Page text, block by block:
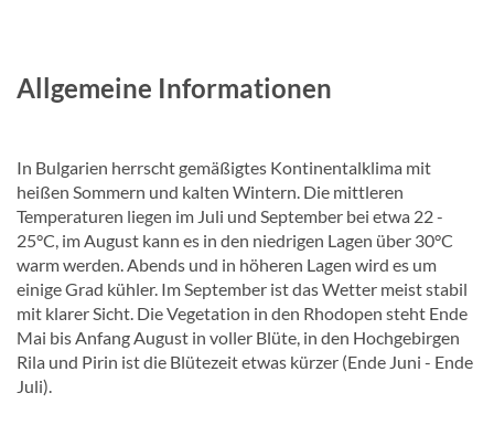
Allgemeine Informationen
In Bulgarien herrscht gemäßigtes Kontinentalklima mit
heißen Sommern und kalten Wintern. Die mittleren
Temperaturen liegen im Juli und September bei etwa 22 -
25°C, im August kann es in den niedrigen Lagen über 30°C
warm werden. Abends und in höheren Lagen wird es um
einige Grad kühler. Im September ist das Wetter meist stabil
mit klarer Sicht. Die Vegetation in den Rhodopen steht Ende
Mai bis Anfang August in voller Blüte, in den Hochgebirgen
Rila und Pirin ist die Blütezeit etwas kürzer (Ende Juni - Ende
Juli).